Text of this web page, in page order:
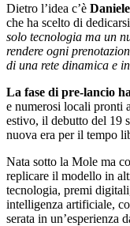
Dietro l’idea c’è
che ha scelto di
solo tecnologia ma un
rendere ogni
di una rete dinamica e
La fase di pre-lancio
e numerosi locali pronti
estivo, il debutto del 19
nuova era per il tempo
Nata sotto la Mole ma
replicare il modello in
tecnologia, premi
intelligenza artificiale,
serata in un’esperienza